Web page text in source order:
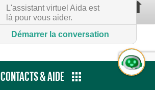
CONTACTS & AIDE
L'assistant virtuel Aida est
là pour vous aider.
Démarrer la conversation